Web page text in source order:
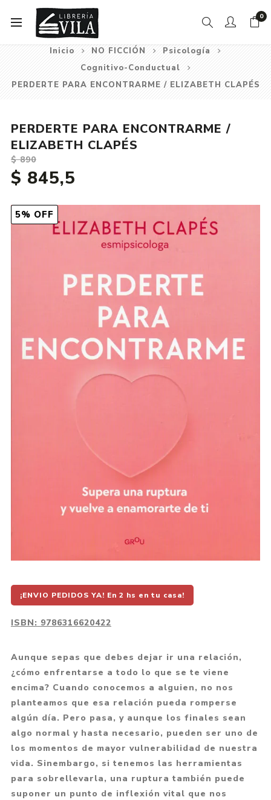
0
Inicio NO FICCIÓN
Psicología
Cognitivo-Conductual
PERDERTE PARA ENCONTRARME / ELIZABETH CLAPÉS
5% OFF
PERDERTE PARA ENCONTRARME /
ELIZABETH CLAPÉS
$ 890
$ 845,5
¡ENVIO PEDIDOS YA! En 2 hs en tu casa!
ISBN: 9786316620422
Aunque sepas que debes dejar ir una relación,
¿cómo enfrentarse a todo lo que se te viene
encima? Cuando conocemos a alguien, no nos
planteamos que esa relación pueda romperse
algún día. Pero pasa, y aunque los finales sean
algo normal y hasta necesario, pueden ser uno de
los momentos de mayor vulnerabilidad de nuestra
vida. Sinembargo, si tenemos las herramientas
para sobrellevarla, una ruptura también puede
suponer un punto de inflexión vital que nos